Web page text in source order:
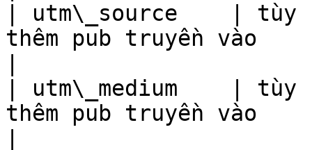
| utm\_source    | tùy
thêm pub truyền vào
| utm\_medium    | tùy
thêm pub truyền vào